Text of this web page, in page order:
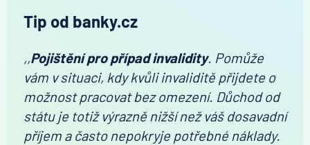
Tip od banky.cz
,,Pojištění pro případ invalidity. Pomůže
vám v situaci, kdy kvůli invaliditě přijdete o
možnost pracovat bez omezení. Důchod od
státu je totiž výrazně nižší než váš dosavadní
příjem a často nepokryje potřebné náklady.